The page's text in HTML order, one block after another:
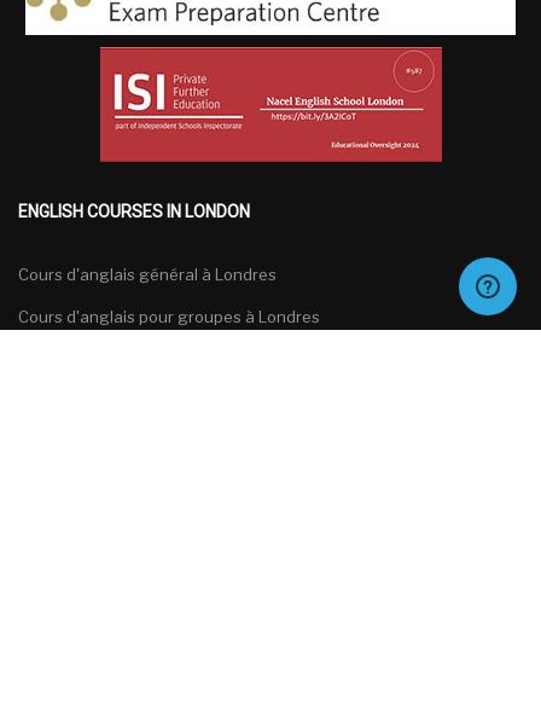
ENGLISH COURSES IN LONDON
Cours d'anglais général à Londres
Cours d'anglais pour groupes à Londres